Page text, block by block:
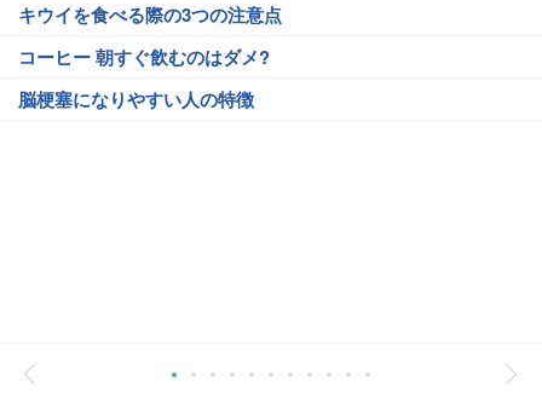
キウイを食べる際の3つの注意点
コーヒー 朝すぐ飲むのはダメ?
脳梗塞になりやすい人の特徴